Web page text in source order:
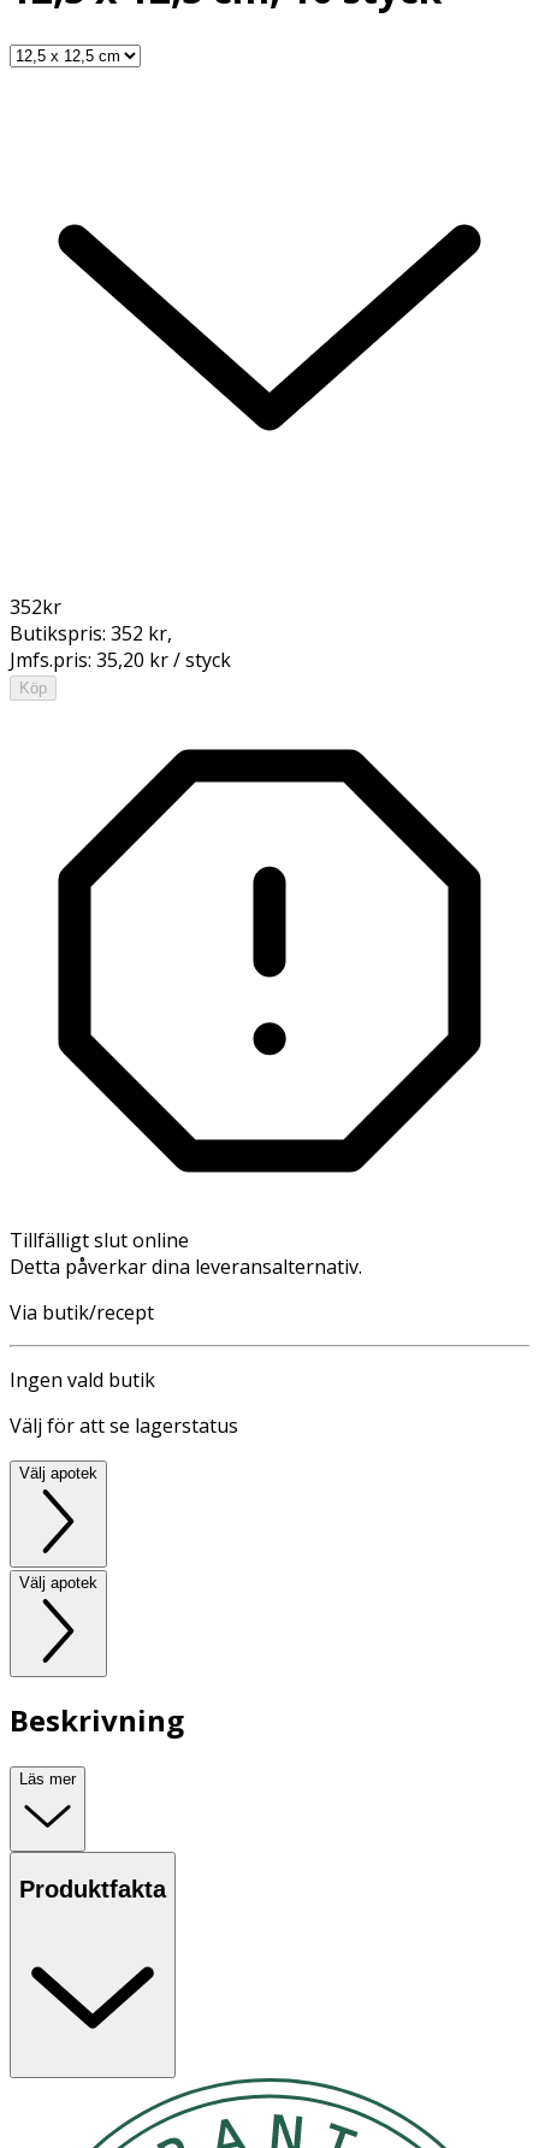
352kr
Butikspris: 352 kr,
Jmfs.pris: 35,20 kr / styck
Köp
Tillfälligt slut online
Detta påverkar dina leveransalternativ.
Via butik/recept
Ingen vald butik
Välj för att se lagerstatus
Välj apotek
Välj apotek
Beskrivning
Läs mer
Produktfakta